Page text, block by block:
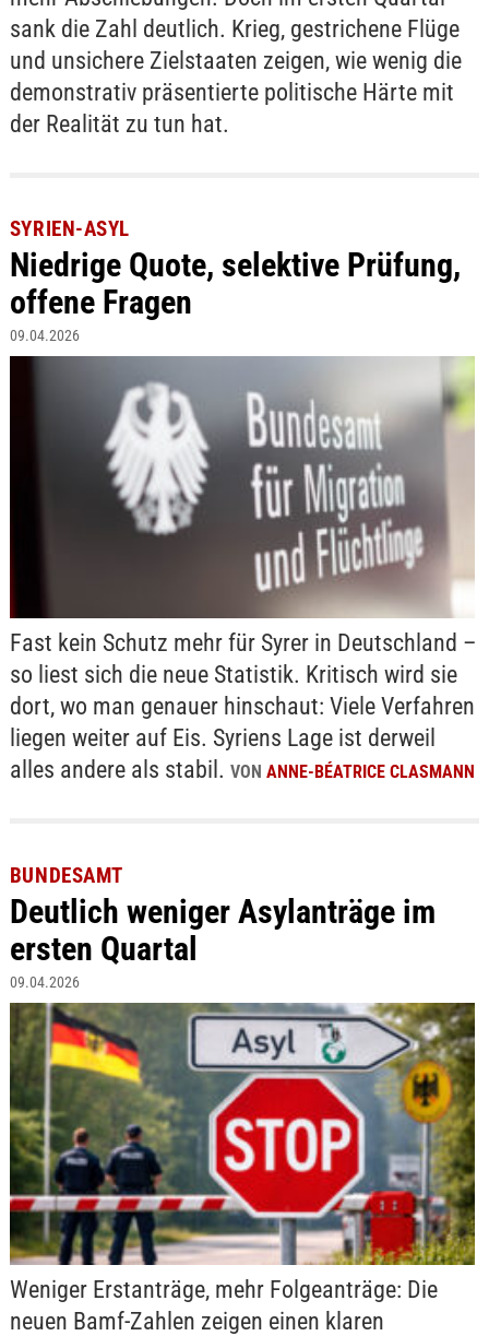
sank die Zahl deutlich. Krieg, gestrichene Flüge
und unsichere Zielstaaten zeigen, wie wenig die
demonstrativ präsentierte politische Härte mit
der Realität zu tun hat.
SYRIEN-ASYL
Niedrige Quote, selektive Prüfung,
offene Fragen
09.04.2026
Fast kein Schutz mehr für Syrer in Deutschland –
so liest sich die neue Statistik. Kritisch wird sie
dort, wo man genauer hinschaut: Viele Verfahren
liegen weiter auf Eis. Syriens Lage ist derweil
alles andere als stabil. VON ANNE-BÉATRICE CLASMANN
BUNDESAMT
Deutlich weniger Asylanträge im
ersten Quartal
09.04.2026
Weniger Erstanträge, mehr Folgeanträge: Die
neuen Bamf-Zahlen zeigen einen klaren